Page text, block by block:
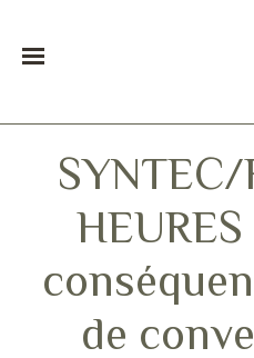
SYNTEC/
de